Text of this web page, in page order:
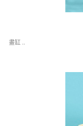
畫缸 ..